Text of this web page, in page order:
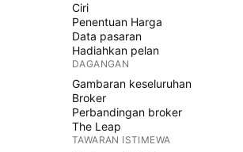
Ciri
Penentuan Harga
Data pasaran
Hadiahkan pelan
DAGANGAN
Gambaran keseluruhan
Broker
Perbandingan broker
The Leap
TAWARAN ISTIMEWA